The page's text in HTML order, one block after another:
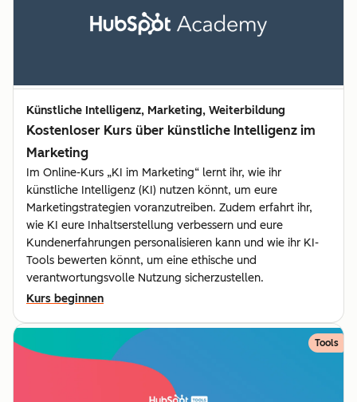
Künstliche Intelligenz, Marketing, Weiterbildung
Kostenloser Kurs über künstliche Intelligenz im
Marketing
Im Online-Kurs „KI im Marketing“ lernt ihr, wie ihr
künstliche Intelligenz (KI) nutzen könnt, um eure
Marketingstrategien voranzutreiben. Zudem erfahrt ihr,
wie KI eure Inhaltserstellung verbessern und eure
Kundenerfahrungen personalisieren kann und wie ihr KI-
Tools bewerten könnt, um eine ethische und
verantwortungsvolle Nutzung sicherzustellen.
Kurs beginnen
Tools